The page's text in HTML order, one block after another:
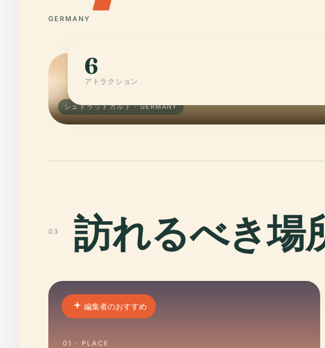
GERMANY
シュトゥットガルト · GERMANY
6
アトラクション
03 訪れるべき場
編集者のおすすめ
01 · PLACE